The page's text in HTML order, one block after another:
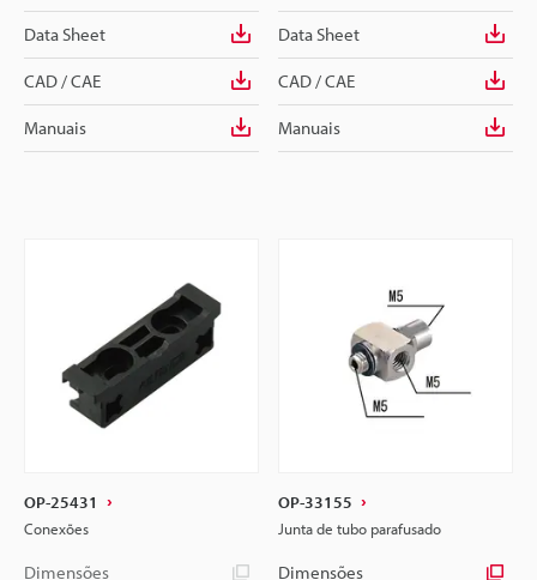
Data Sheet
CAD / CAE
Manuais
Data Sheet
CAD / CAE
Manuais
OP-25431
Conexões
Dimensões
OP-33155
Junta de tubo parafusado
Dimensões